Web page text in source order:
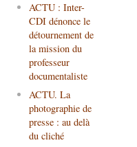
ACTU : Inter-
CDI dénonce le
détournement de
la mission du
professeur
documentaliste
ACTU. La
photographie de
presse : au delà
du cliché